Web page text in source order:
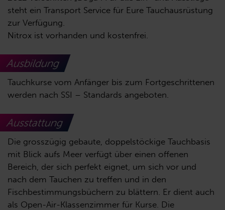
steht ein Transport Service für Eure Tauchausrüstung
zur Verfügung.
Nitrox ist vorhanden und kostenfrei.
Ausbildung
Tauchkurse vom Anfänger bis zum Fortgeschrittenen
werden nach SSI – Standards angeboten.
Ausstattung
Die grosszügig gebaute, doppelstöckige Tauchbasis
mit Blick aufs Meer verfügt über einen offenen
Bereich, der sich perfekt eignet, um sich vor und
nach dem Tauchen zu treffen und in den
Fischbestimmungsbüchern zu blättern. Er dient auch
als Open-Air-Klassenzimmer für Kurse. Die